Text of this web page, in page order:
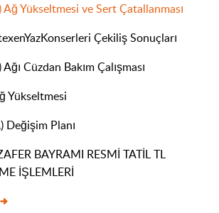
Yükseltmesi ve Sert Çatallanması
Çekiliş Sonuçları
Cüzdan Bakım Çalışması
Yükseltmesi
Değişim Planı
BAYRAMI RESMİ TATİL TL
İŞLEMLERİ